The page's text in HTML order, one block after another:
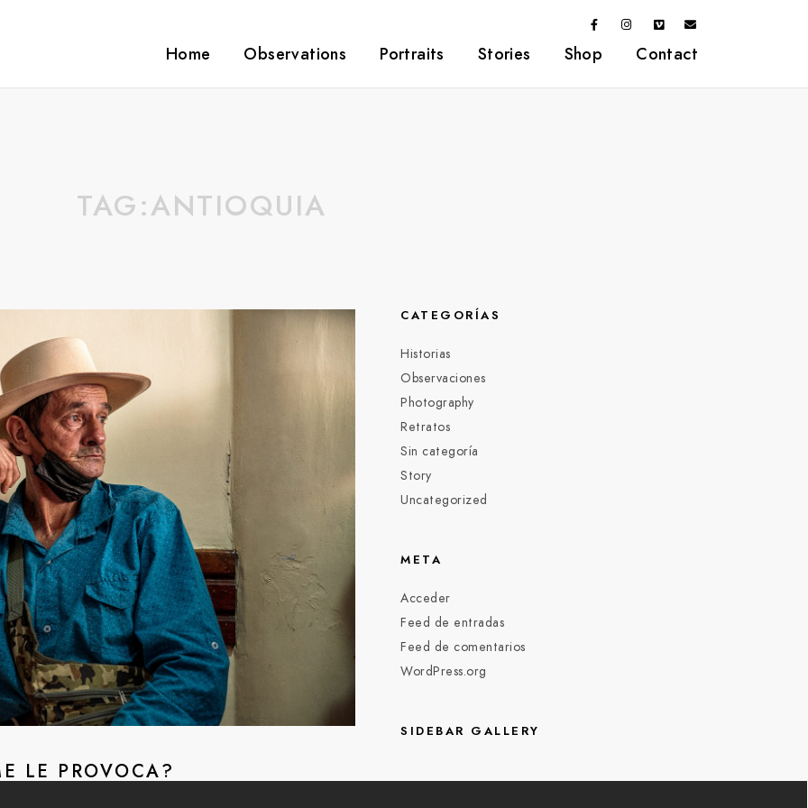
Home Observations Portraits Stories Shop Contact
TAG:ANTIOQUIA
LE PROVOCA?
CATEGORÍAS
Historias
Observaciones
Photography
Retratos
Sin categoría
Story
Uncategorized
META
Acceder
Feed de entradas
Feed de comentarios
WordPress.org
SIDEBAR GALLERY